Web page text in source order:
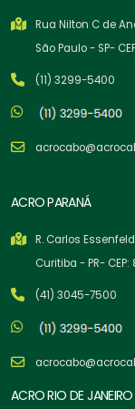
Rua Nilton C de
São Paulo - SP-
(11) 3299-5400
ACRO PARANÁ
R. Carlos
Curitiba - PR-
(41) 3045-7500
ACRO RIO DE JANEIRO